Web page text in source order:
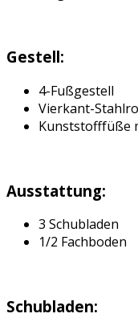
Gestell:
4-Fußgestell
Vierkant-
Kunststofffüße
Ausstattung:
3 Schubladen
1/2 Fachboden
Schubladen: